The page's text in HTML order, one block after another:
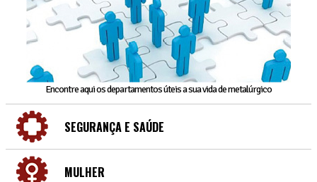
Encontre aqui os departamentos úteis a sua vida de metalúrgico
SEGURANÇA E SAÚDE
MULHER